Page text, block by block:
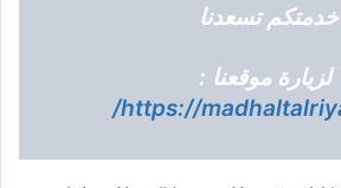
خدمتكم تسعدنا
لزيارة موقعنا :
https://